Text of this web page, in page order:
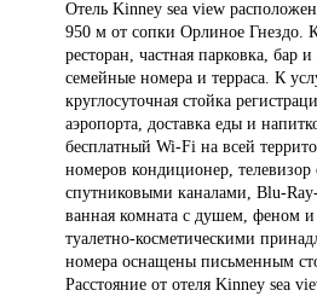
Отель Kinneysea view
950 м от сопки Орлиное Гнездо.
ресторан, частная парковка, бар
семейные номера и терраса. К
круглосуточная стойка
аэропорта, доставка еды и
бесплатный Wi-Fi на всей
номеров кондиционер,
спутниковыми каналами, Blu-
ванная комната с душем, феном
туалетно-косметическими
номера оснащены письменным
Расстояние от отеля Kinney sea